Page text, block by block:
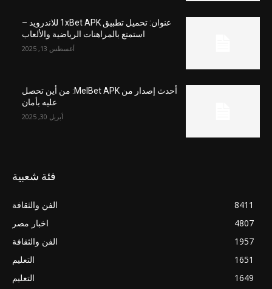
عنوان: تحميل تطبيق 1xBet APK للاندرويد –
استمتع بالمراهنات الرياضية والألعاب
أغسطس 13, 2025
أحدث إصدار من MelBet APK: من أين تحصل
عليه بأمان
أبريل 30, 2025
فئة شعبية
الفن والثقافة
8411
اخبار مصر
4807
الفن والثقافة
1957
التعليم
1651
التعليم
1649